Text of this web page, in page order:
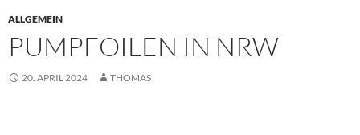
ALLGEMEIN
PUMPFOILEN IN NRW
20. APRIL 2024 THOMAS